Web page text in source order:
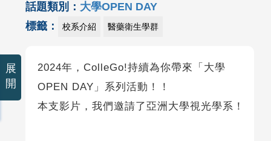
話題類別： 大學OPEN DAY
標籤：
校系介紹 醫藥衛生學群
2024年，ColleGo!持續為你帶來「大學
OPEN DAY」系列活動！！
本支影片，我們邀請了亞洲大學視光學系！
展
開